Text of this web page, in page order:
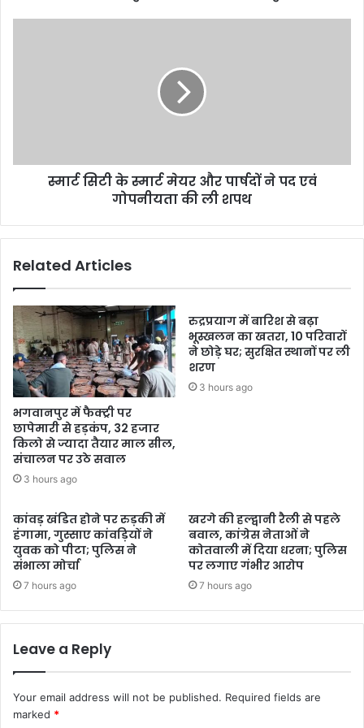
स्मार्ट सिटी के स्मार्ट मेयर और पार्षदों ने पद एवं
गोपनीयता की ली शपथ
Related Articles
भगवानपुर में फैक्ट्री पर
छापेमारी से हड़कंप, 32 हजार
किलो से ज्यादा तैयार माल सील,
संचालन पर उठे सवाल
3 hours ago
रुद्रप्रयाग में बारिश से बढ़ा
भूस्खलन का खतरा, 10 परिवारों
ने छोड़े घर; सुरक्षित स्थानों पर ली
शरण
3 hours ago
कांवड़ खंडित होने पर रुड़की में
हंगामा, गुस्साए कांवड़ियों ने
युवक को पीटा; पुलिस ने
संभाला मोर्चा
7 hours ago
खरगे की हल्द्वानी रैली से पहले
बवाल, कांग्रेस नेताओं ने
कोतवाली में दिया धरना; पुलिस
पर लगाए गंभीर आरोप
7 hours ago
Leave a Reply
Your email address will not be published. Required fields are
marked *